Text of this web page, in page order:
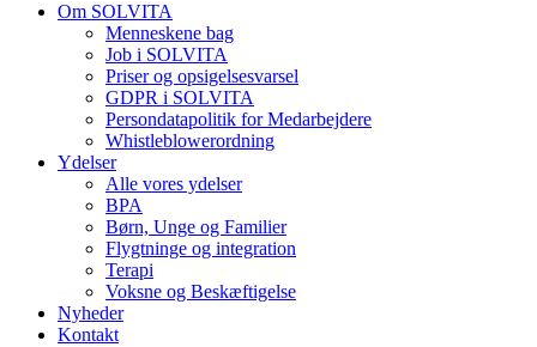
Om SOLVITA
Menneskene bag
Job i SOLVITA
Priser og opsigelsesvarsel
GDPR i SOLVITA
Persondatapolitik for Medarbejdere
Whistleblowerordning
Ydelser
Alle vores ydelser
BPA
Børn, Unge og Familier
Flygtninge og integration
Terapi
Voksne og Beskæftigelse
Nyheder
Kontakt